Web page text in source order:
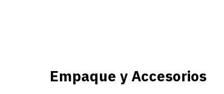
Empaque y Accesorios